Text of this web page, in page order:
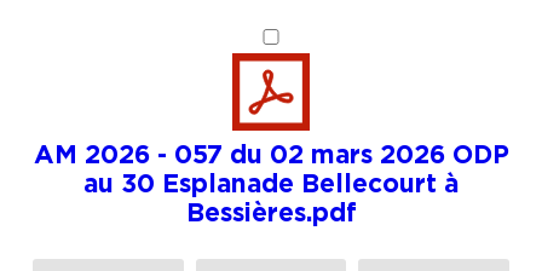
AM 2026 - 057 du 02 mars 2026 ODP
au 30 Esplanade Bellecourt à
Bessières.pdf